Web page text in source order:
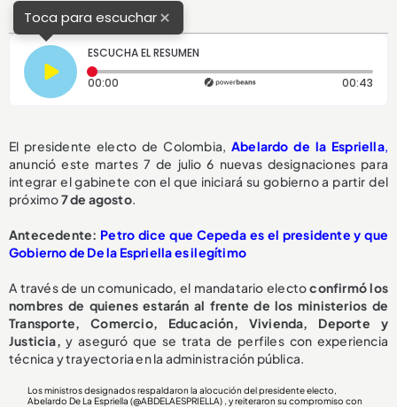
Toca para escuchar×
ESCUCHA EL RESUMEN
00:00 Tiempo transcurrido: 0 segundos 00:43
El presidente electo de Colombia,Abelardo de la Espriella,
anunció este martes 7 de julio 6 nuevas designaciones para
integrar el gabinete con el que iniciará su gobierno a partir del
próximo7 de agosto.
Antecedente: Petro dice que Cepeda es el presidente y que
Gobierno de De la Espriella es ilegítimo
A través de un comunicado, el mandatario electoconfirmó los
nombres de quienes estarán al frente de los ministerios de
Transporte, Comercio, Educación, Vivienda, Deporte y
Justicia,y aseguró que se trata de perfiles con experiencia
técnica y trayectoria en la administración pública.
Los ministros designados respaldaron la alocución del presidente electo,
Abelardo De La Espriella (@ABDELAESPRIELLA) , y reiteraron su compromiso con